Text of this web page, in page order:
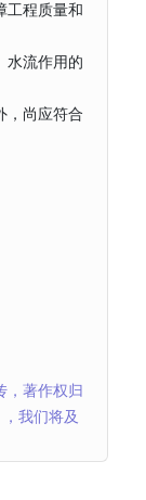
工程质量和
水流作用的
，尚应符合
，著作权归
我们将及